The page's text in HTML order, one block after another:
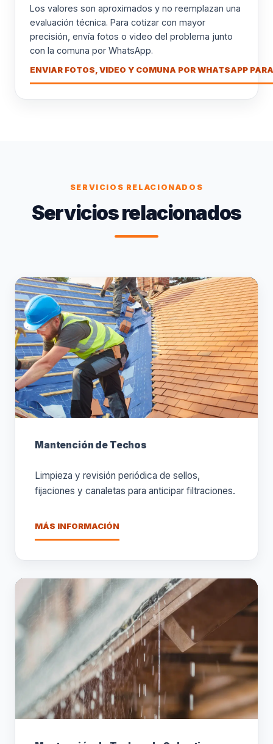
Los valores son aproximados y no reemplazan una
evaluación técnica. Para cotizar con mayor
precisión, envía fotos o video del problema junto
con la comuna por WhatsApp.
ENVIAR FOTOS, VIDEO Y COMUNA POR WHATSAPP
SERVICIOS RELACIONADOS
Servicios relacionados
Mantención de Techos
Limpieza y revisión periódica de sellos,
fijaciones y canaletas para anticipar filtraciones.
MÁS INFORMACIÓN